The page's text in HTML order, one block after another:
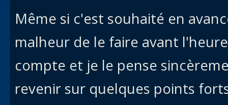
Même si c'est souhaité en
malheur de le faire avant
compte et je le pense
revenir sur quelques points